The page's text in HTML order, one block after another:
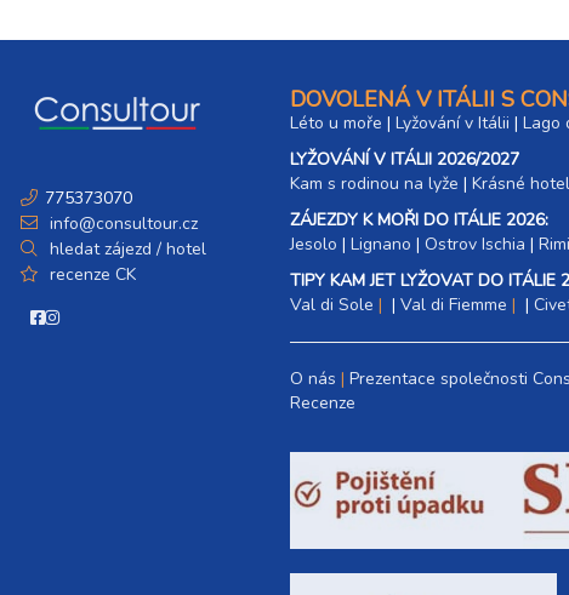
775373070
info@consultour.cz
hledat zájezd / hotel
recenze CK
DOVOLENÁ V ITÁLII S
Léto u moře | Lyžování v Itálii | Lago
LYŽOVÁNÍ V ITÁLII 2026/2027
Kam s rodinou na lyže |​ Krásné
ZÁJEZDY K MOŘI DO ITÁLIE 2026:
Jesolo | Lignano | Ostrov Ischia |
TIPY KAM JET LYŽOVAT DO ITÁLIE
Val di Sole
| Val di Fiemme |
O nás Prezentace společnosti
Recenze